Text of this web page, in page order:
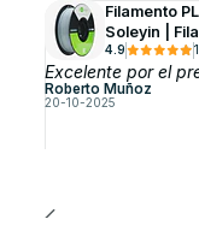
Filamento
Soleyin |
4.9
Excelente por el
Roberto Muñoz
20-10-2025